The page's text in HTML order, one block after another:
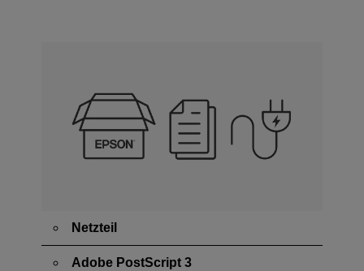
Netzteil
Adobe PostScript 3